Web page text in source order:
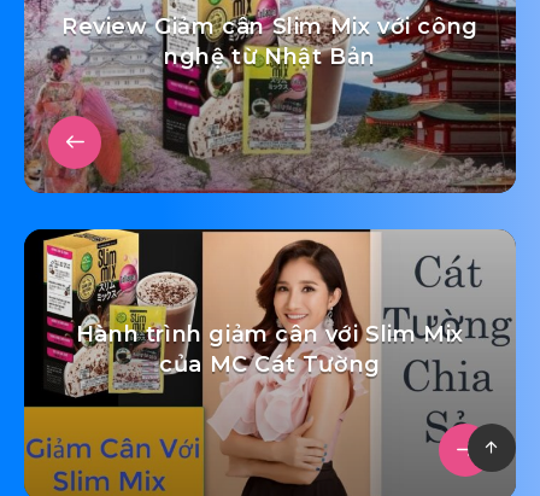
Review Giảm cân Slim Mix với công
nghệ từ Nhật Bản
Hành trình giảm cân với Slim Mix
của MC Cát Tường